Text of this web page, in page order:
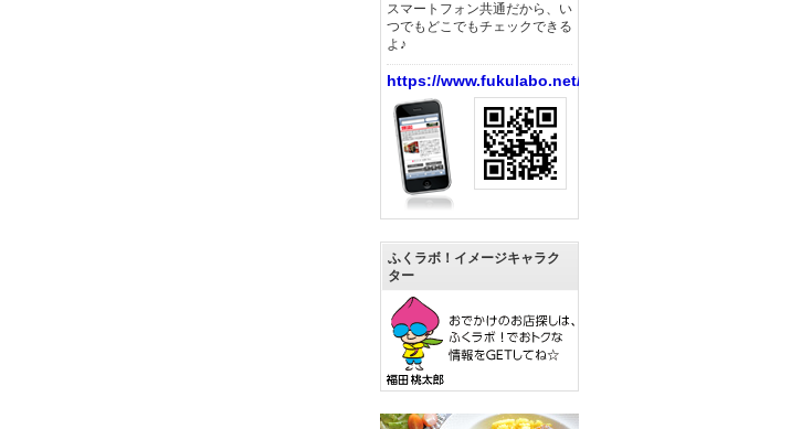
スマートフォン共通だから、い
つでもどこでもチェックできる
よ♪
https://www.fukulabo.net/
ふくラボ！イメージキャラク
ター